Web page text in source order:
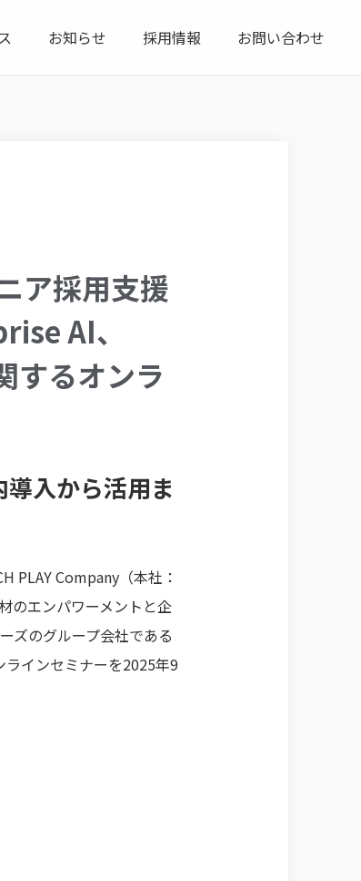
お知らせ 採用情報 お問い合わせ
ア採用支援
AI、
するオンラ
入から活用ま
PLAY Company（本社：
のエンパワーメントと企
ズのグループ会社である
インセミナーを2025年9